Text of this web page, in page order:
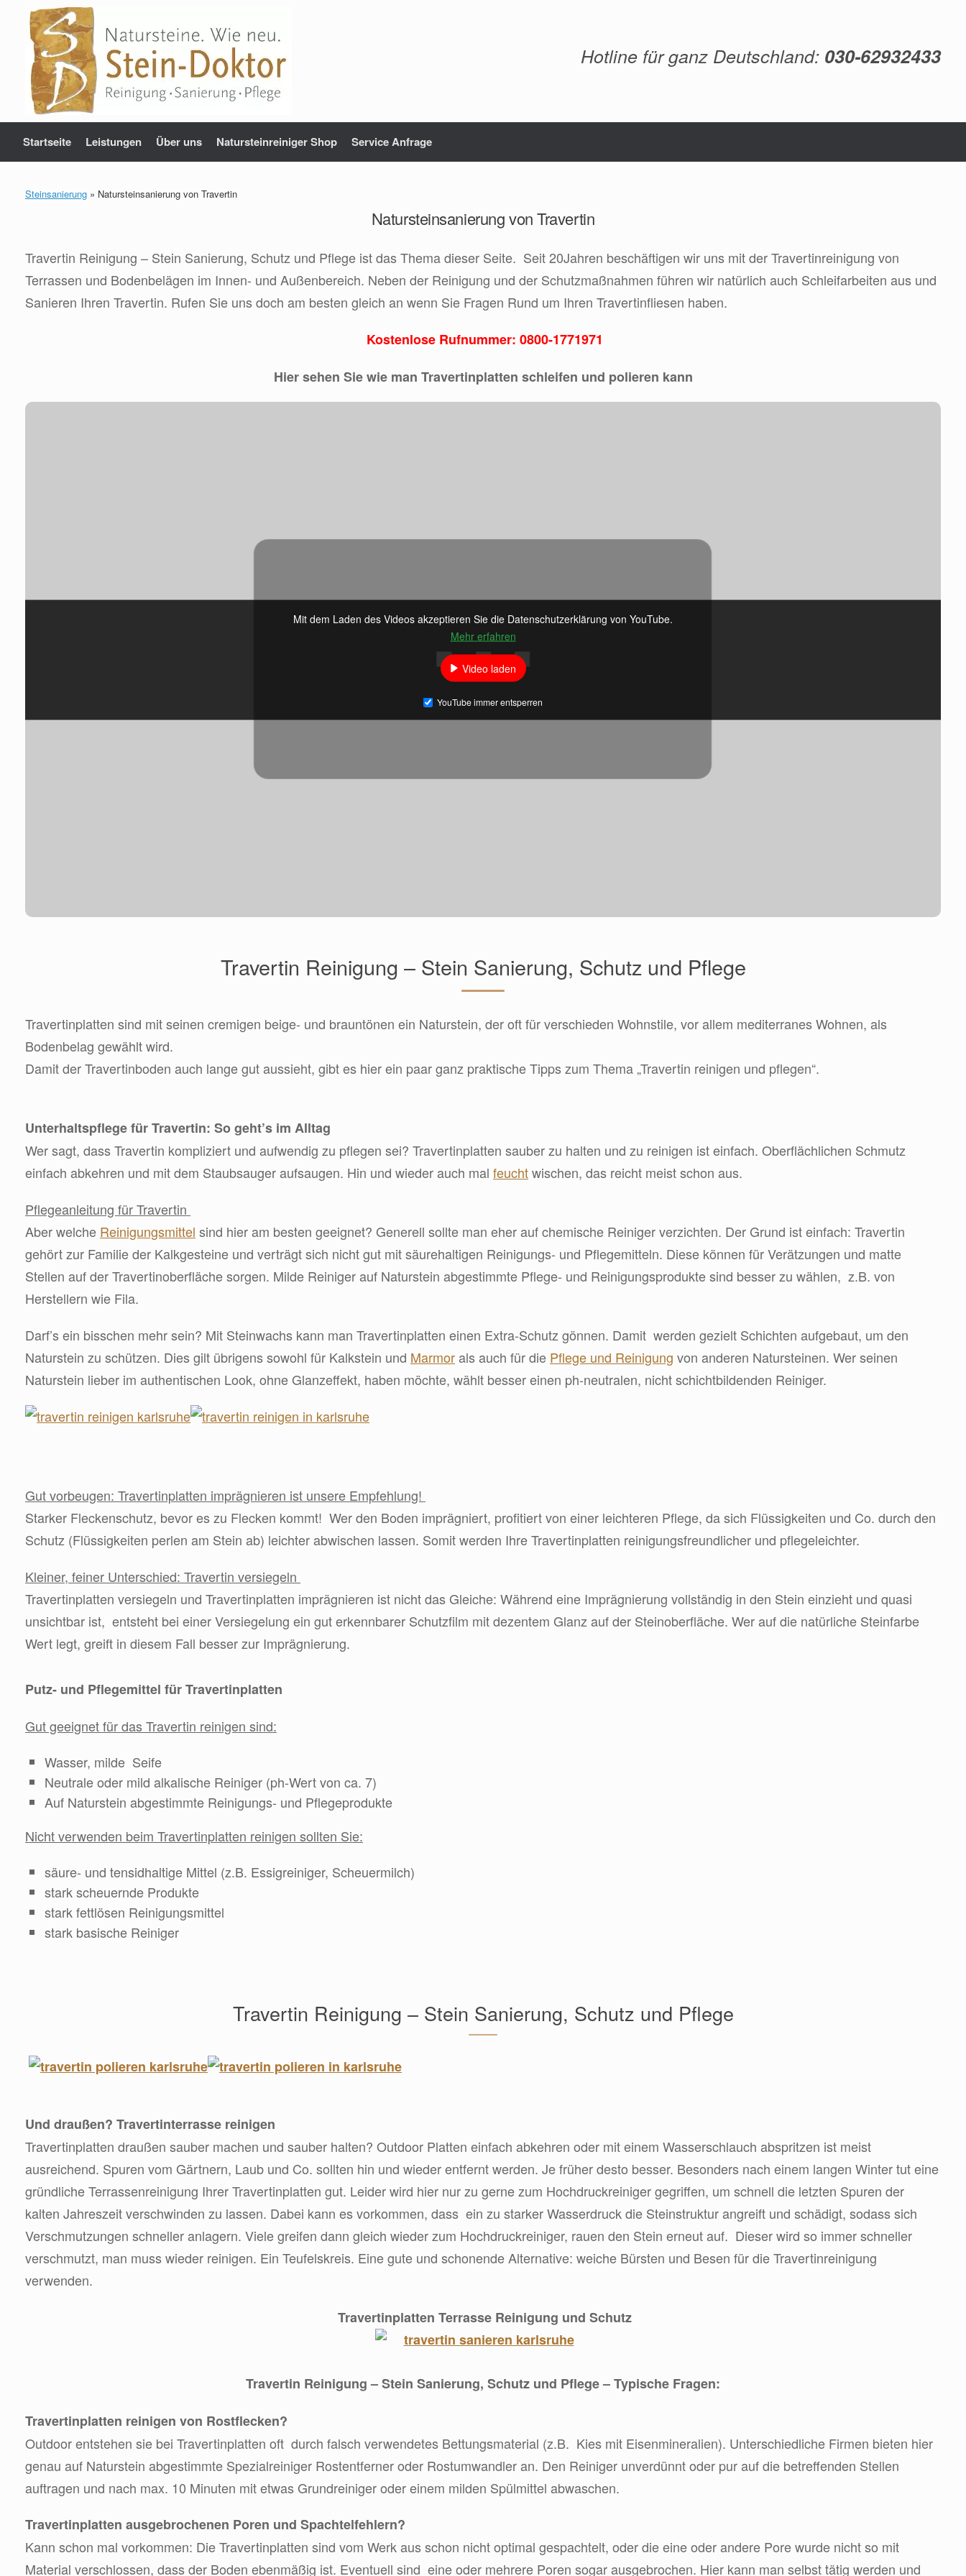
springen
Hotline für ganz Deutschland: 030-62932433
Startseite Leistungen Über uns Natursteinreiniger Shop Service Anfrage
Steinsanierung » Natursteinsanierung von Travertin
Natursteinsanierung von Travertin
Travertin Reinigung – Stein Sanierung, Schutz und Pflege ist das Thema dieser Seite. Seit 20Jahren beschäftigen wir uns mit der Travertinreinigung von
Terrassen und Bodenbelägen im Innen- und Außenbereich. Neben der Reinigung und der Schutzmaßnahmen führen wir natürlich auch Schleifarbeiten aus und
Sanieren Ihren Travertin. Rufen Sie uns doch am besten gleich an wenn Sie Fragen Rund um Ihren Travertinfliesen haben.
Kostenlose Rufnummer: 0800-1771971
Hier sehen Sie wie man Travertinplatten schleifen und polieren kann
Mit dem Laden des Videos akzeptieren Sie die Datenschutzerklärung von YouTube.
Mehr erfahren
Video laden
YouTube immer entsperren
Travertin Reinigung – Stein Sanierung, Schutz und Pflege
Travertinplatten sind mit seinen cremigen beige- und brauntönen ein Naturstein, der oft für verschieden Wohnstile, vor allem mediterranes Wohnen, als
Bodenbelag gewählt wird.
Damit der Travertinboden auch lange gut aussieht, gibt es hier ein paar ganz praktische Tipps zum Thema „Travertin reinigen und pflegen“.
Unterhaltspflege für Travertin: So geht’s im Alltag
Wer sagt, dass Travertin kompliziert und aufwendig zu pflegen sei? Travertinplatten sauber zu halten und zu reinigen ist einfach. Oberflächlichen Schmutz
einfach abkehren und mit dem Staubsauger aufsaugen. Hin und wieder auch mal feuchtwischen, das reicht meist schon aus.
Pflegeanleitung für Travertin
Aber welche Reinigungsmittel sind hier am besten geeignet? Generell sollte man eher auf chemische Reiniger verzichten. Der Grund ist einfach: Travertin
gehört zur Familie der Kalkgesteine und verträgt sich nicht gut mit säurehaltigen Reinigungs- und Pflegemitteln. Diese können für Verätzungen und matte
Stellen auf der Travertinoberfläche sorgen. Milde Reiniger auf Naturstein abgestimmte Pflege- und Reinigungsprodukte sind besser zu wählen, z.B. von
Herstellern wie Fila.
Darf’s ein bisschen mehr sein? Mit Steinwachs kann man Travertinplatten einen Extra-Schutz gönnen. Damit werden gezielt Schichten aufgebaut, um den
Naturstein zu schützen. Dies gilt übrigens sowohl für Kalkstein und Marmorals auch für die Pflege und Reinigung von anderen Natursteinen. Wer seinen
Naturstein lieber im authentischen Look, ohne Glanzeffekt, haben möchte, wählt besser einen ph-neutralen, nicht schichtbildenden Reiniger.
Gut vorbeugen: Travertinplatten imprägnieren ist unsere Empfehlung!
Starker Fleckenschutz, bevor es zu Flecken kommt! Wer den Boden imprägniert, profitiert von einer leichteren Pflege, da sich Flüssigkeiten und Co. durch den
Schutz (Flüssigkeiten perlen am Stein ab) leichter abwischen lassen. Somit werden Ihre Travertinplatten reinigungsfreundlicher und pflegeleichter.
Kleiner, feiner Unterschied: Travertin versiegeln
Travertinplatten versiegeln und Travertinplatten imprägnieren ist nicht das Gleiche: Während eine Imprägnierung vollständig in den Stein einzieht und quasi
unsichtbar ist, entsteht bei einer Versiegelung ein gut erkennbarer Schutzfilm mit dezentem Glanz auf der Steinoberfläche. Wer auf die natürliche Steinfarbe
Wert legt, greift in diesem Fall besser zur Imprägnierung.
Putz- und Pflegemittel für Travertinplatten
Gut geeignet für das Travertin reinigen sind:
Wasser, milde Seife
Neutrale oder mild alkalische Reiniger (ph-Wert von ca. 7)
Auf Naturstein abgestimmte Reinigungs- und Pflegeprodukte
Nicht verwenden beim Travertinplatten reinigen sollten Sie:
säure- und tensidhaltige Mittel (z.B. Essigreiniger, Scheuermilch)
stark scheuernde Produkte
stark fettlösen Reinigungsmittel
stark basische Reiniger
Travertin Reinigung – Stein Sanierung, Schutz und Pflege
Und draußen? Travertinterrasse reinigen
Travertinplatten draußen sauber machen und sauber halten? Outdoor Platten einfach abkehren oder mit einem Wasserschlauch abspritzen ist meist
ausreichend. Spuren vom Gärtnern, Laub und Co. sollten hin und wieder entfernt werden. Je früher desto besser. Besonders nach einem langen Winter tut eine
gründliche Terrassenreinigung Ihrer Travertinplatten gut. Leider wird hier nur zu gerne zum Hochdruckreiniger gegriffen, um schnell die letzten Spuren der
kalten Jahreszeit verschwinden zu lassen. Dabei kann es vorkommen, dass ein zu starker Wasserdruck die Steinstruktur angreift und schädigt, sodass sich
Verschmutzungen schneller anlagern. Viele greifen dann gleich wieder zum Hochdruckreiniger, rauen den Stein erneut auf. Dieser wird so immer schneller
verschmutzt, man muss wieder reinigen. Ein Teufelskreis. Eine gute und schonende Alternative: weiche Bürsten und Besen für die Travertinreinigung
verwenden.
Travertinplatten Terrasse Reinigung und Schutz
Travertin Reinigung – Stein Sanierung, Schutz und Pflege – Typische Fragen:
Travertinplatten reinigen von Rostflecken?
Outdoor entstehen sie bei Travertinplatten oft durch falsch verwendetes Bettungsmaterial (z.B. Kies mit Eisenmineralien). Unterschiedliche Firmen bieten hier
genau auf Naturstein abgestimmte Spezialreiniger Rostentferner oder Rostumwandler an. Den Reiniger unverdünnt oder pur auf die betreffenden Stellen
auftragen und nach max. 10 Minuten mit etwas Grundreiniger oder einem milden Spülmittel abwaschen.
Travertinplatten ausgebrochenen Poren und Spachtelfehlern?
Kann schon mal vorkommen: Die Travertinplatten sind vom Werk aus schon nicht optimal gespachtelt, oder die eine oder andere Pore wurde nicht so mit
Material verschlossen, dass der Boden ebenmäßig ist. Eventuell sind eine oder mehrere Poren sogar ausgebrochen. Hier kann man selbst tätig werden und